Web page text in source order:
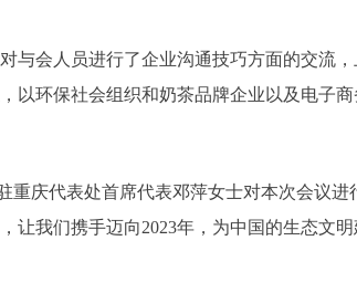
会人员进行了企业沟通技巧方面的交流
以环保社会组织和奶茶品牌企业以及电子
重庆代表处首席代表邓萍女士对本次会议
让我们携手迈向2023年，为中国的生态文明